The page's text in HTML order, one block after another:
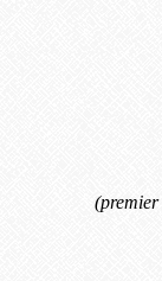
(premier